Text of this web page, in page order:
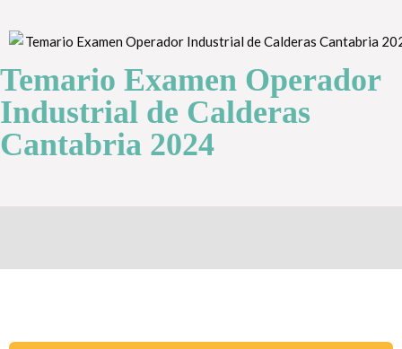
Temario Examen Operador
Industrial de Calderas
Cantabria 2024